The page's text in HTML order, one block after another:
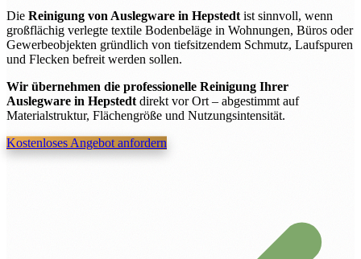
Die Reinigung von Auslegware in Hepstedt ist sinnvoll, wenn
großflächig verlegte textile Bodenbeläge in Wohnungen, Büros oder
Gewerbeobjekten gründlich von tiefsitzendem Schmutz, Laufspuren
und Flecken befreit werden sollen.
Wir übernehmen die professionelle Reinigung Ihrer
Auslegware in Hepstedt direkt vor Ort – abgestimmt auf
Materialstruktur, Flächengröße und Nutzungsintensität.
Kostenloses Angebot anfordern